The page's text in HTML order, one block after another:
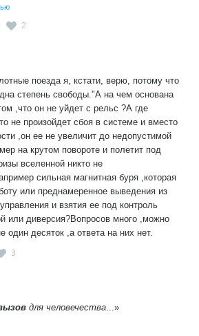
так они понимают конкуренцию с их
и Макс...
2
поезда я, кстати, верю, потому что
степень свободы."А на чем основана
,что он не уйдет с рельс ?А где
не произойдет сбоя в системе и вместо
,он ее не увеличит до недопустимой
на крутом повороте и полетит под
вселенной никто не
сильная магнитная буря ,которая
или преднамеренное выведения из
и взятия ее под контроль
или диверсия?Вопросов много ,можно
один десяток ,а ответа на них нет.
3
для человечества...»